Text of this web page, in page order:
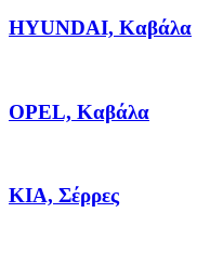
HYUNDAI, Καβάλα
OPEL, Καβάλα
KIA, Σέρρες